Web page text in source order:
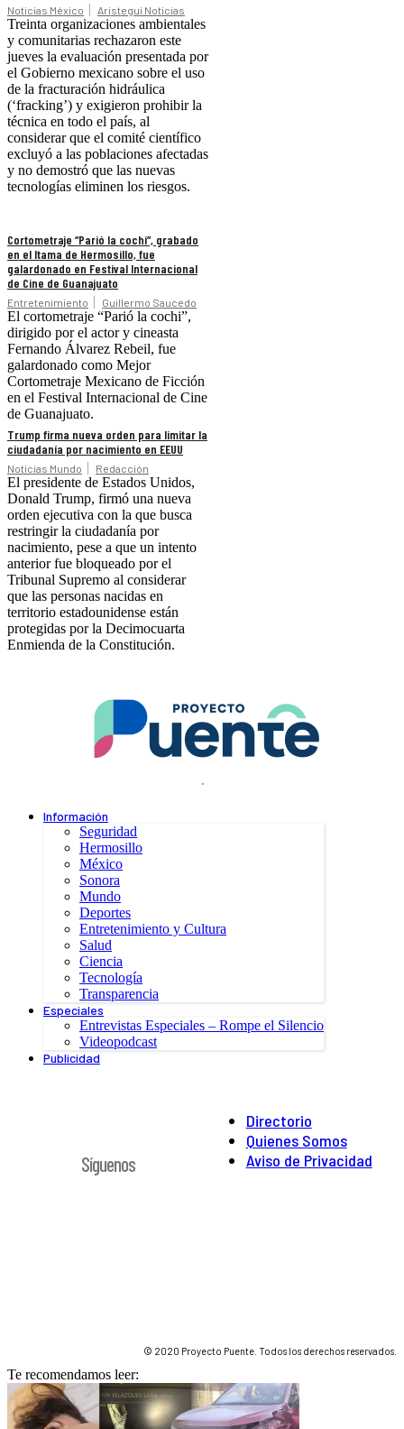
Noticias México Aristegui Noticias
Treinta organizaciones ambientales
y comunitarias rechazaron este
jueves la evaluación presentada por
el Gobierno mexicano sobre el uso
de la fracturación hidráulica
(‘fracking’) y exigieron prohibir la
técnica en todo el país, al
considerar que el comité científico
excluyó a las poblaciones afectadas
y no demostró que las nuevas
tecnologías eliminen los riesgos.
Cortometraje “Parió la cochi”, grabado
en el Itama de Hermosillo, fue
galardonado en Festival Internacional
de Cine de Guanajuato
Entretenimiento Guillermo Saucedo
El cortometraje “Parió la cochi”,
dirigido por el actor y cineasta
Fernando Álvarez Rebeil, fue
galardonado como Mejor
Cortometraje Mexicano de Ficción
en el Festival Internacional de Cine
de Guanajuato.
Trump firma nueva orden para limitar la
ciudadanía por nacimiento en EEUU
Noticias Mundo Redacción
El presidente de Estados Unidos,
Donald Trump, firmó una nueva
orden ejecutiva con la que busca
restringir la ciudadanía por
nacimiento, pese a que un intento
anterior fue bloqueado por el
Tribunal Supremo al considerar
que las personas nacidas en
territorio estadounidense están
protegidas por la Decimocuarta
Enmienda de la Constitución.
.
Información
Seguridad
Hermosillo
México
Sonora
Mundo
Deportes
Entretenimiento y Cultura
Salud
Ciencia
Tecnología
Transparencia
Especiales
Entrevistas Especiales – Rompe el Silencio
Videopodcast
Publicidad
Directorio
Quienes Somos
Aviso de Privacidad
Síguenos
© 2020 Proyecto Puente. Todos los derechos reservados.
Te recomendamos leer: